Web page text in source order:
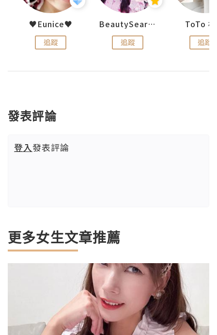
♥Eunice♥
追蹤
BeautySearch
追蹤
ToTo
追蹤
發表評論
登入發表評論
更多女生文章推薦